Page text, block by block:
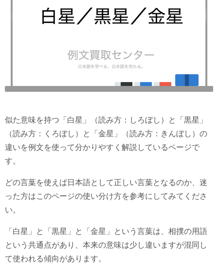
似た意味を持つ「白星」（読み方：しろぼし）と「黒星」
（読み方：くろぼし）と「金星」（読み方：きんぼし）の
違いを例文を使って分かりやすく解説しているページで
す。
どの言葉を使えば日本語として正しい言葉となるのか、迷
った方はこのページの使い分け方を参考にしてみてくださ
い。
「白星」と「黒星」と「金星」という言葉は、相撲の用語
という共通点があり、本来の意味は少し違いますが混同し
て使われる傾向があります。